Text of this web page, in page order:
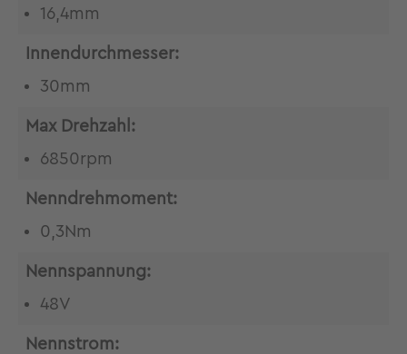
16,4mm
Innendurchmesser:
30mm
Max Drehzahl:
6850rpm
Nenndrehmoment:
0,3Nm
Nennspannung:
48V
Nennstrom: